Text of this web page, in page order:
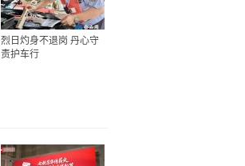
烈日灼身不退岗 丹心守
责护车行